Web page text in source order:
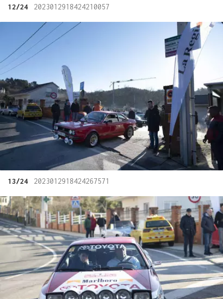
12/24 2023012918424210057
13/24 2023012918424267571